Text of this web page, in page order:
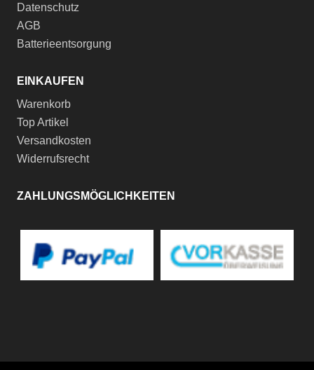
Datenschutz
AGB
Batterieentsorgung
EINKAUFEN
Warenkorb
Top Artikel
Versandkosten
Widerrufsrecht
ZAHLUNGSMÖGLICHKEITEN